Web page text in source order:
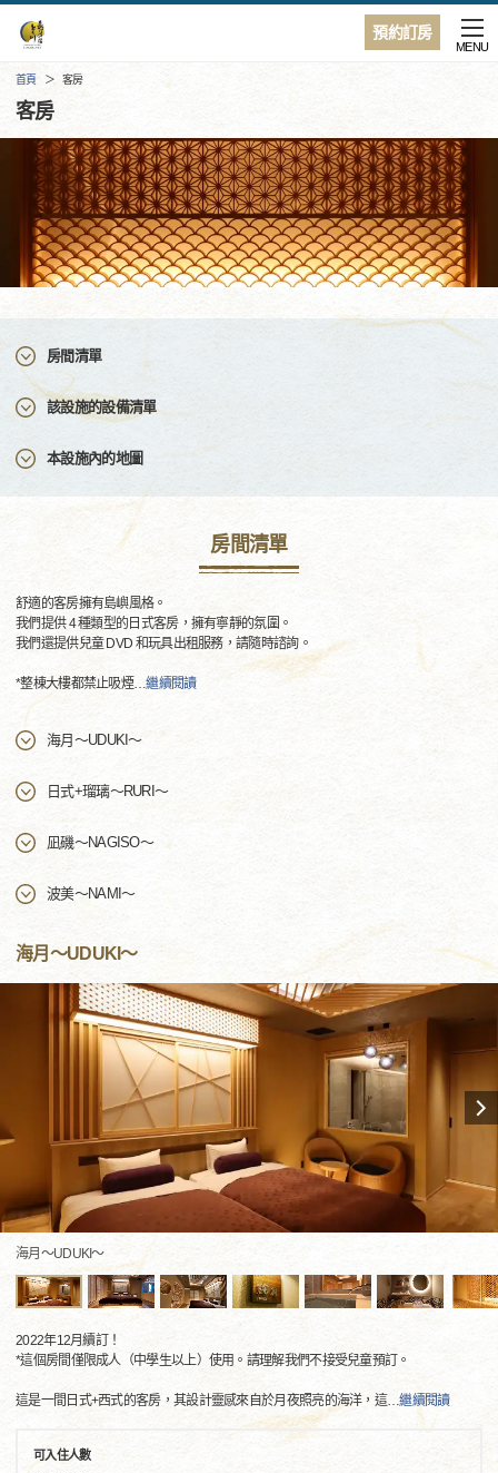
預約訂房
MENU
首頁 客房
客房
房間清單
該設施的設備清單
本設施內的地圖
房間清單
舒適的客房擁有島嶼風格。
我們提供 4 種類型的日式客房，擁有寧靜的氛圍。
我們還提供兒童 DVD 和玩具出租服務，請隨時諮詢。
*整棟大樓都禁止吸煙…繼續閱讀
海月～UDUKI～
日式+瑠璃～RURI～
凪磯～NAGISO～
波美～NAMI～
海月～UDUKI～
海月～UDUKI～
2022年12月續訂！
*這個房間僅限成人（中學生以上）使用。請理解我們不接受兒童預訂。
這是一間日式+西式的客房，其設計靈感來自於月夜照亮的海洋，這…繼續閱讀
可入住人數